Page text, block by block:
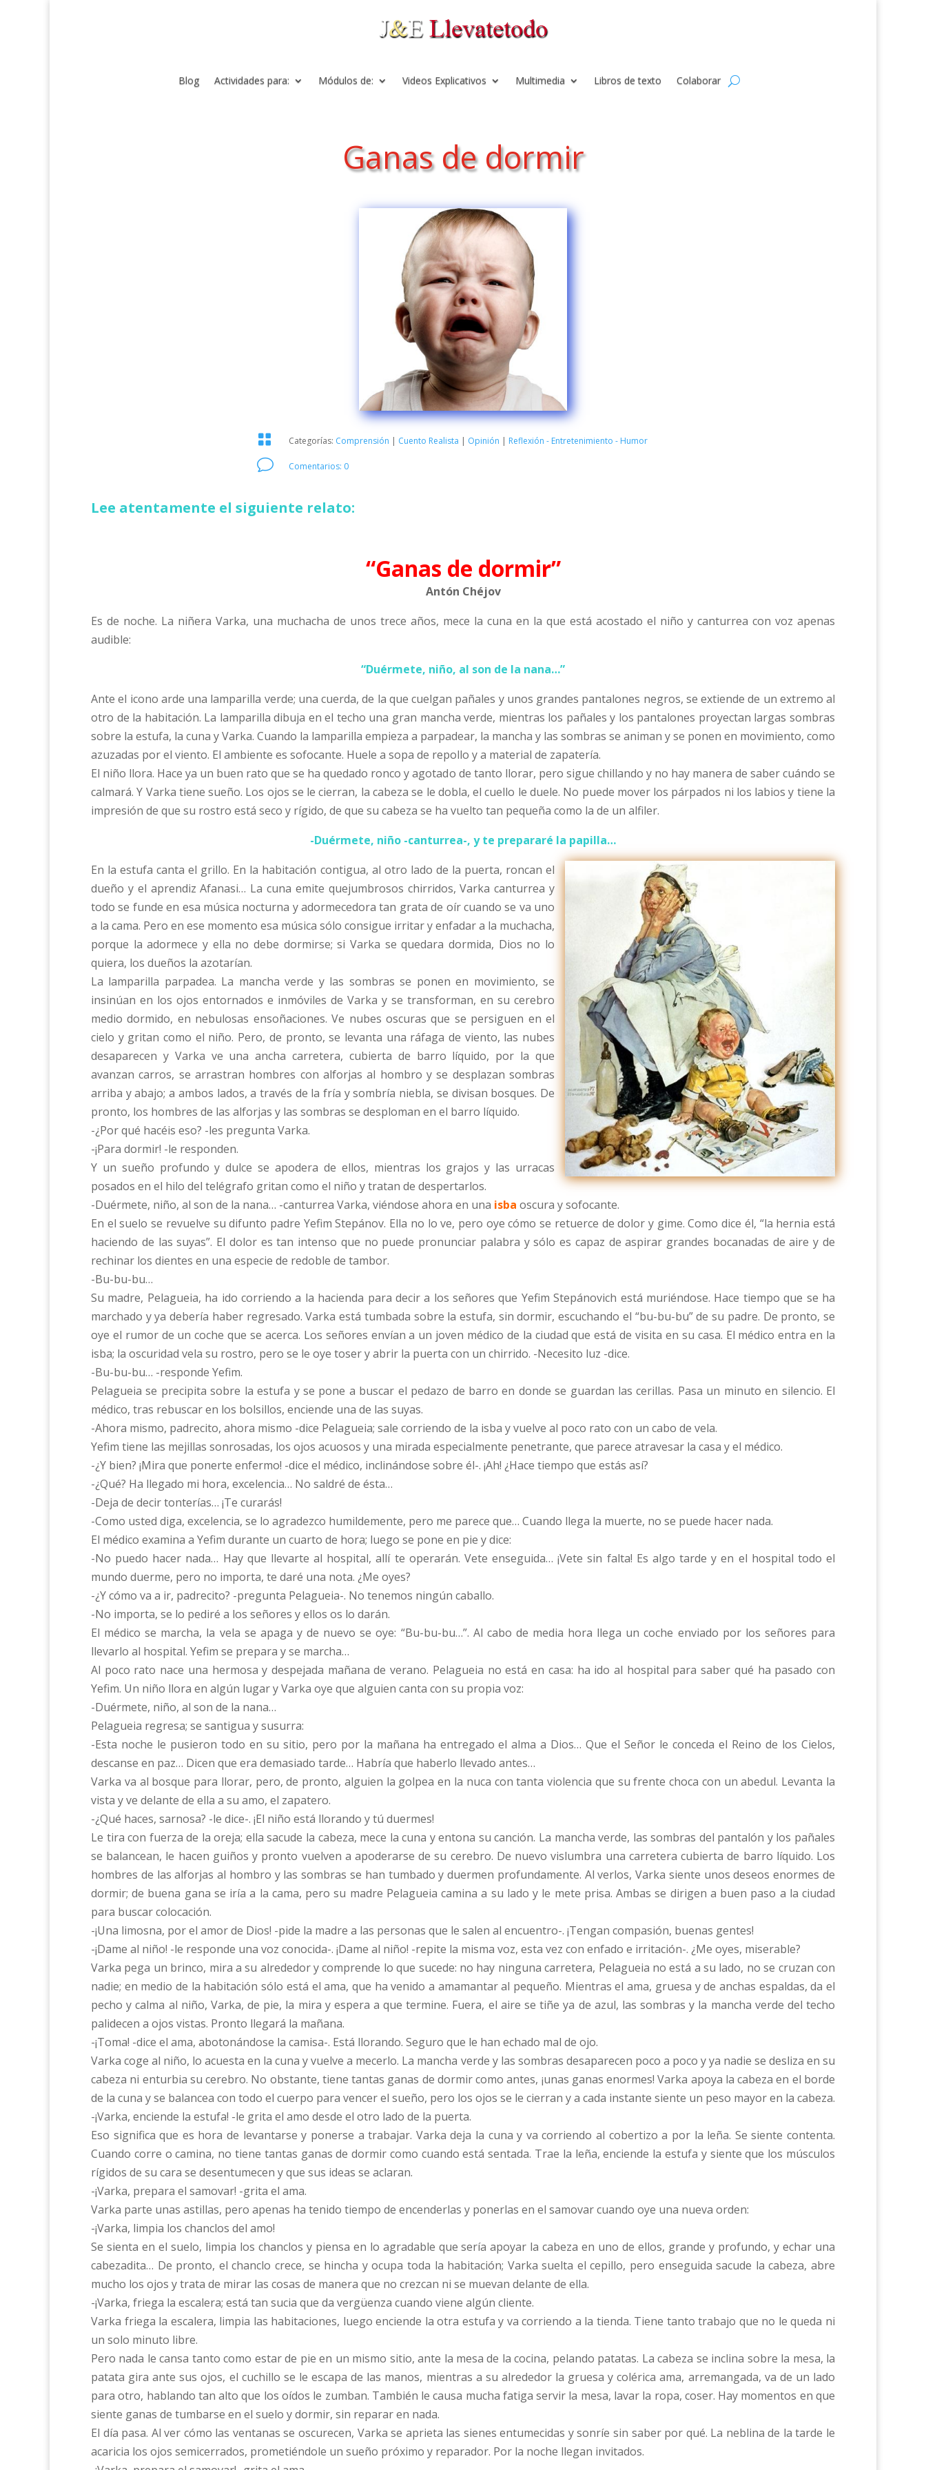
Blog Actividades para: Módulos de: Videos Explicativos Multimedia Libros de texto Colaborar
Ganas de dormir
 Categorías: Comprensión | Cuento Realista | Opinión | Reflexión - Entretenimiento - Humor
v Comentarios: 0
Lee atentamente el siguiente relato:
“Ganas de dormir”
Antón Chéjov
Es de noche. La niñera Varka, una muchacha de unos trece años, mece la cuna en la que está acostado el niño y canturrea con voz apenas
audible:
“Duérmete, niño, al son de la nana…”
Ante el icono arde una lamparilla verde; una cuerda, de la que cuelgan pañales y unos grandes pantalones negros, se extiende de un extremo al
otro de la habitación. La lamparilla dibuja en el techo una gran mancha verde, mientras los pañales y los pantalones proyectan largas sombras
sobre la estufa, la cuna y Varka. Cuando la lamparilla empieza a parpadear, la mancha y las sombras se animan y se ponen en movimiento, como
azuzadas por el viento. El ambiente es sofocante. Huele a sopa de repollo y a material de zapatería.
El niño llora. Hace ya un buen rato que se ha quedado ronco y agotado de tanto llorar, pero sigue chillando y no hay manera de saber cuándo se
calmará. Y Varka tiene sueño. Los ojos se le cierran, la cabeza se le dobla, el cuello le duele. No puede mover los párpados ni los labios y tiene la
impresión de que su rostro está seco y rígido, de que su cabeza se ha vuelto tan pequeña como la de un alfiler.
-Duérmete, niño -canturrea-, y te prepararé la papilla…
En la estufa canta el grillo. En la habitación contigua, al otro lado de la puerta, roncan el
dueño y el aprendiz Afanasi… La cuna emite quejumbrosos chirridos, Varka canturrea y
todo se funde en esa música nocturna y adormecedora tan grata de oír cuando se va uno
a la cama. Pero en ese momento esa música sólo consigue irritar y enfadar a la muchacha,
porque la adormece y ella no debe dormirse; si Varka se quedara dormida, Dios no lo
quiera, los dueños la azotarían.
La lamparilla parpadea. La mancha verde y las sombras se ponen en movimiento, se
insinúan en los ojos entornados e inmóviles de Varka y se transforman, en su cerebro
medio dormido, en nebulosas ensoñaciones. Ve nubes oscuras que se persiguen en el
cielo y gritan como el niño. Pero, de pronto, se levanta una ráfaga de viento, las nubes
desaparecen y Varka ve una ancha carretera, cubierta de barro líquido, por la que
avanzan carros, se arrastran hombres con alforjas al hombro y se desplazan sombras
arriba y abajo; a ambos lados, a través de la fría y sombría niebla, se divisan bosques. De
pronto, los hombres de las alforjas y las sombras se desploman en el barro líquido.
-¿Por qué hacéis eso? -les pregunta Varka.
-¡Para dormir! -le responden.
Y un sueño profundo y dulce se apodera de ellos, mientras los grajos y las urracas
posados en el hilo del telégrafo gritan como el niño y tratan de despertarlos.
-Duérmete, niño, al son de la nana… -canturrea Varka, viéndose ahora en una isba oscura y sofocante.
En el suelo se revuelve su difunto padre Yefim Stepánov. Ella no lo ve, pero oye cómo se retuerce de dolor y gime. Como dice él, “la hernia está
haciendo de las suyas”. El dolor es tan intenso que no puede pronunciar palabra y sólo es capaz de aspirar grandes bocanadas de aire y de
rechinar los dientes en una especie de redoble de tambor.
-Bu-bu-bu…
Su madre, Pelagueia, ha ido corriendo a la hacienda para decir a los señores que Yefim Stepánovich está muriéndose. Hace tiempo que se ha
marchado y ya debería haber regresado. Varka está tumbada sobre la estufa, sin dormir, escuchando el “bu-bu-bu” de su padre. De pronto, se
oye el rumor de un coche que se acerca. Los señores envían a un joven médico de la ciudad que está de visita en su casa. El médico entra en la
isba; la oscuridad vela su rostro, pero se le oye toser y abrir la puerta con un chirrido. -Necesito luz -dice.
-Bu-bu-bu… -responde Yefim.
Pelagueia se precipita sobre la estufa y se pone a buscar el pedazo de barro en donde se guardan las cerillas. Pasa un minuto en silencio. El
médico, tras rebuscar en los bolsillos, enciende una de las suyas.
-Ahora mismo, padrecito, ahora mismo -dice Pelagueia; sale corriendo de la isba y vuelve al poco rato con un cabo de vela.
Yefim tiene las mejillas sonrosadas, los ojos acuosos y una mirada especialmente penetrante, que parece atravesar la casa y el médico.
-¿Y bien? ¡Mira que ponerte enfermo! -dice el médico, inclinándose sobre él-. ¡Ah! ¿Hace tiempo que estás así?
-¿Qué? Ha llegado mi hora, excelencia… No saldré de ésta…
-Deja de decir tonterías… ¡Te curarás!
-Como usted diga, excelencia, se lo agradezco humildemente, pero me parece que… Cuando llega la muerte, no se puede hacer nada.
El médico examina a Yefim durante un cuarto de hora; luego se pone en pie y dice:
-No puedo hacer nada… Hay que llevarte al hospital, allí te operarán. Vete enseguida… ¡Vete sin falta! Es algo tarde y en el hospital todo el
mundo duerme, pero no importa, te daré una nota. ¿Me oyes?
-¿Y cómo va a ir, padrecito? -pregunta Pelagueia-. No tenemos ningún caballo.
-No importa, se lo pediré a los señores y ellos os lo darán.
El médico se marcha, la vela se apaga y de nuevo se oye: “Bu-bu-bu…”. Al cabo de media hora llega un coche enviado por los señores para
llevarlo al hospital. Yefim se prepara y se marcha…
Al poco rato nace una hermosa y despejada mañana de verano. Pelagueia no está en casa: ha ido al hospital para saber qué ha pasado con
Yefim. Un niño llora en algún lugar y Varka oye que alguien canta con su propia voz:
-Duérmete, niño, al son de la nana…
Pelagueia regresa; se santigua y susurra:
-Esta noche le pusieron todo en su sitio, pero por la mañana ha entregado el alma a Dios… Que el Señor le conceda el Reino de los Cielos,
descanse en paz… Dicen que era demasiado tarde… Habría que haberlo llevado antes…
Varka va al bosque para llorar, pero, de pronto, alguien la golpea en la nuca con tanta violencia que su frente choca con un abedul. Levanta la
vista y ve delante de ella a su amo, el zapatero.
-¿Qué haces, sarnosa? -le dice-. ¡El niño está llorando y tú duermes!
Le tira con fuerza de la oreja; ella sacude la cabeza, mece la cuna y entona su canción. La mancha verde, las sombras del pantalón y los pañales
se balancean, le hacen guiños y pronto vuelven a apoderarse de su cerebro. De nuevo vislumbra una carretera cubierta de barro líquido. Los
hombres de las alforjas al hombro y las sombras se han tumbado y duermen profundamente. Al verlos, Varka siente unos deseos enormes de
dormir; de buena gana se iría a la cama, pero su madre Pelagueia camina a su lado y le mete prisa. Ambas se dirigen a buen paso a la ciudad
para buscar colocación.
-¡Una limosna, por el amor de Dios! -pide la madre a las personas que le salen al encuentro-. ¡Tengan compasión, buenas gentes!
-¡Dame al niño! -le responde una voz conocida-. ¡Dame al niño! -repite la misma voz, esta vez con enfado e irritación-. ¿Me oyes, miserable?
Varka pega un brinco, mira a su alrededor y comprende lo que sucede: no hay ninguna carretera, Pelagueia no está a su lado, no se cruzan con
nadie; en medio de la habitación sólo está el ama, que ha venido a amamantar al pequeño. Mientras el ama, gruesa y de anchas espaldas, da el
pecho y calma al niño, Varka, de pie, la mira y espera a que termine. Fuera, el aire se tiñe ya de azul, las sombras y la mancha verde del techo
palidecen a ojos vistas. Pronto llegará la mañana.
-¡Toma! -dice el ama, abotonándose la camisa-. Está llorando. Seguro que le han echado mal de ojo.
Varka coge al niño, lo acuesta en la cuna y vuelve a mecerlo. La mancha verde y las sombras desaparecen poco a poco y ya nadie se desliza en su
cabeza ni enturbia su cerebro. No obstante, tiene tantas ganas de dormir como antes, ¡unas ganas enormes! Varka apoya la cabeza en el borde
de la cuna y se balancea con todo el cuerpo para vencer el sueño, pero los ojos se le cierran y a cada instante siente un peso mayor en la cabeza.
-¡Varka, enciende la estufa! -le grita el amo desde el otro lado de la puerta.
Eso significa que es hora de levantarse y ponerse a trabajar. Varka deja la cuna y va corriendo al cobertizo a por la leña. Se siente contenta.
Cuando corre o camina, no tiene tantas ganas de dormir como cuando está sentada. Trae la leña, enciende la estufa y siente que los músculos
rígidos de su cara se desentumecen y que sus ideas se aclaran.
-¡Varka, prepara el samovar! -grita el ama.
Varka parte unas astillas, pero apenas ha tenido tiempo de encenderlas y ponerlas en el samovar cuando oye una nueva orden:
-¡Varka, limpia los chanclos del amo!
Se sienta en el suelo, limpia los chanclos y piensa en lo agradable que sería apoyar la cabeza en uno de ellos, grande y profundo, y echar una
cabezadita… De pronto, el chanclo crece, se hincha y ocupa toda la habitación; Varka suelta el cepillo, pero enseguida sacude la cabeza, abre
mucho los ojos y trata de mirar las cosas de manera que no crezcan ni se muevan delante de ella.
-¡Varka, friega la escalera; está tan sucia que da vergüenza cuando viene algún cliente.
Varka friega la escalera, limpia las habitaciones, luego enciende la otra estufa y va corriendo a la tienda. Tiene tanto trabajo que no le queda ni
un solo minuto libre.
Pero nada le cansa tanto como estar de pie en un mismo sitio, ante la mesa de la cocina, pelando patatas. La cabeza se inclina sobre la mesa, la
patata gira ante sus ojos, el cuchillo se le escapa de las manos, mientras a su alrededor la gruesa y colérica ama, arremangada, va de un lado
para otro, hablando tan alto que los oídos le zumban. También le causa mucha fatiga servir la mesa, lavar la ropa, coser. Hay momentos en que
siente ganas de tumbarse en el suelo y dormir, sin reparar en nada.
El día pasa. Al ver cómo las ventanas se oscurecen, Varka se aprieta las sienes entumecidas y sonríe sin saber por qué. La neblina de la tarde le
acaricia los ojos semicerrados, prometiéndole un sueño próximo y reparador. Por la noche llegan invitados.